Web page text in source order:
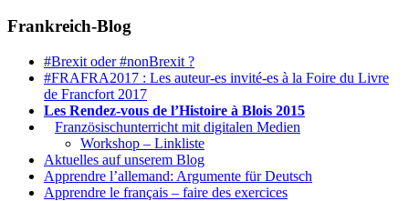
Frankreich-Blog
#Brexit oder #nonBrexit ?
#FRAFRA2017 : Les auteur-es invité-es à la Foire du Livre
de Francfort 2017
Les Rendez-vous de l’Histoire à Blois 2015
Französischunterricht mit digitalen Medien
Workshop – Linkliste
Aktuelles auf unserem Blog
Apprendre l’allemand: Argumente für Deutsch
Apprendre le français – faire des exercices